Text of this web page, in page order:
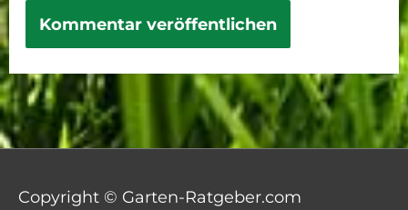
Copyright © Garten-Ratgeber.com